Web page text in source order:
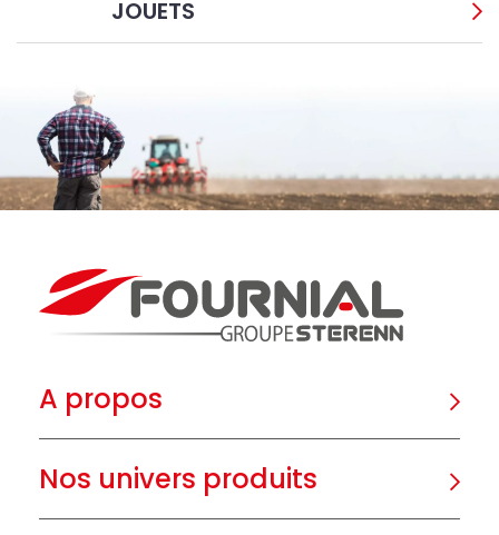
JOUETS
A propos
Nos univers produits